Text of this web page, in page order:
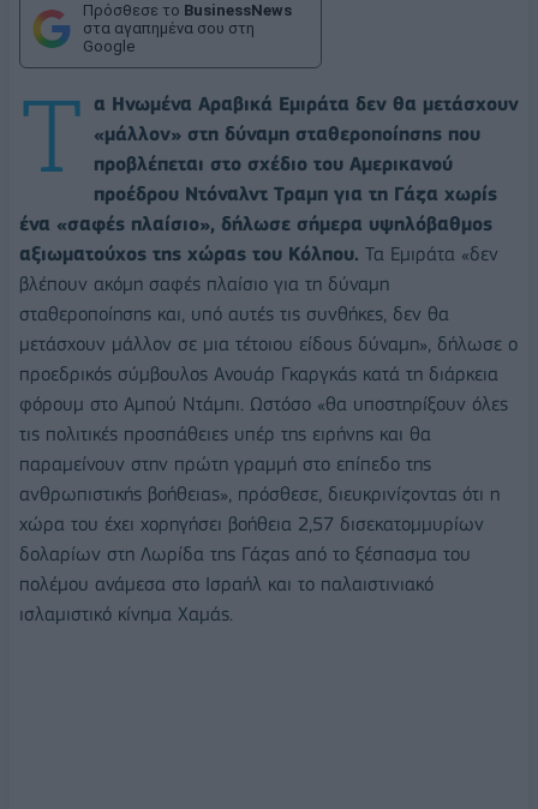
Πρόσθεσε το BusinessNews
στα αγαπημένα σου στη
Google
Τ
α Ηνωμένα Αραβικά Εμιράτα δεν θα μετάσχουν
«μάλλον» στη δύναμη σταθεροποίησης που
προβλέπεται στο σχέδιο του Αμερικανού
προέδρου Ντόναλντ Τραμπ για τη Γάζα χωρίς
ένα «σαφές πλαίσιο», δήλωσε σήμερα υψηλόβαθμος
αξιωματούχος της χώρας του Κόλπου. Τα Εμιράτα «δεν
βλέπουν ακόμη σαφές πλαίσιο για τη δύναμη
σταθεροποίησης και, υπό αυτές τις συνθήκες, δεν θα
μετάσχουν μάλλον σε μια τέτοιου είδους δύναμη», δήλωσε ο
προεδρικός σύμβουλος Ανουάρ Γκαργκάς κατά τη διάρκεια
φόρουμ στο Αμπού Ντάμπι. Ωστόσο «θα υποστηρίξουν όλες
τις πολιτικές προσπάθειες υπέρ της ειρήνης και θα
παραμείνουν στην πρώτη γραμμή στο επίπεδο της
ανθρωπιστικής βοήθειας», πρόσθεσε, διευκρινίζοντας ότι η
χώρα του έχει χορηγήσει βοήθεια 2,57 δισεκατομμυρίων
δολαρίων στη Λωρίδα της Γάζας από το ξέσπασμα του
πολέμου ανάμεσα στο Ισραήλ και το παλαιστινιακό
ισλαμιστικό κίνημα Χαμάς.